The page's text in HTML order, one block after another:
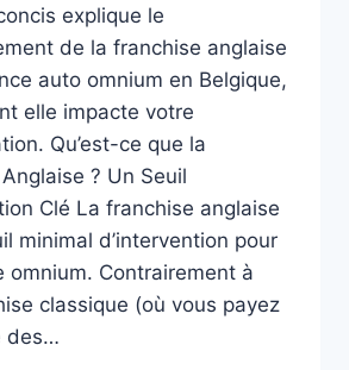
explique le
de la franchise anglaise
auto omnium en Belgique,
elle impacte votre
Qu’est-ce que la
? Un Seuil
Clé La franchise anglaise
minimal d’intervention pour
omnium. Contrairement à
classique (où vous payez
des…